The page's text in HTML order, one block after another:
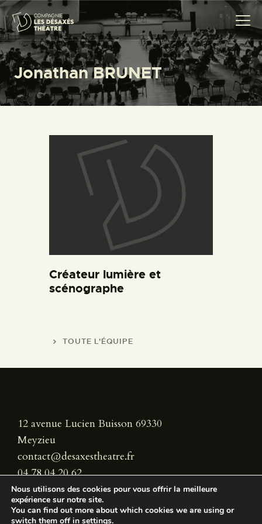
Jonathan BRUNET
COMPAGNIE
CRÉATIONS
PROJETS SCOLAIRES
TRANSMISSION
ACTUALITÉS
CONTACT
Créateur lumière et
scénographe
TOUTE L'ÉQUIPE
12 avenue Lucien Buisson 69330
Meyzieu
contact@desaxestheatre.fr
04 78 04 20 62
Nous utilisons des cookies pour vous offrir la meilleure
expérience sur notre site.
You can find out more about which cookies we are using or
switch them off in settings.